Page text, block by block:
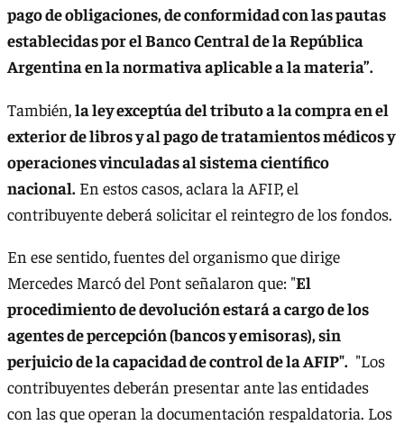
pago de obligaciones, de conformidad con las pautas
establecidas por el Banco Central de la República
Argentina en la normativa aplicable a la materia”.
También,la ley exceptúa del tributo a la compra en el
exterior de libros y al pago de tratamientos médicos y
operaciones vinculadas al sistema científico
nacional. En estos casos, aclara la AFIP, el
contribuyente deberá solicitar el reintegro de los fondos.
En ese sentido, fuentes del organismo que dirige
Mercedes Marcó del Pont señalaron que: "El
procedimiento de devolución estará a cargo de los
agentes de percepción (bancos y emisoras), sin
perjuicio de la capacidad de control de la AFIP". "Los
contribuyentes deberán presentar ante las entidades
con las que operan la documentación respaldatoria. Los